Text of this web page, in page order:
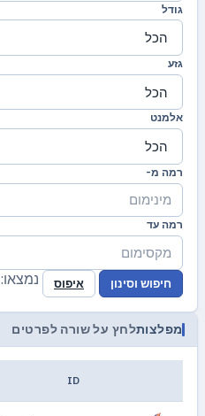
גודל
גזע
אלמנט
רמה מ-
רמה עד
חיפוש וסינון איפוס נמצאו:
מפלצותלחץ על שורה לפרטים
ID